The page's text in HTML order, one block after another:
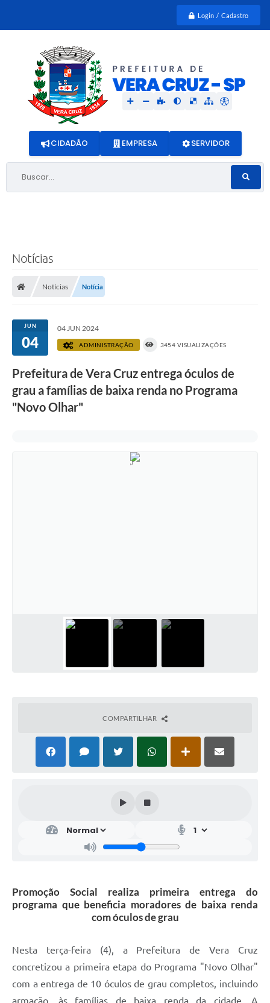
Login / Cadastro
Buscar...
CIDADÃO EMPRESA SERVIDOR
Notícias
Notícias Notícia
JUN
04
04 JUN 2024
ADMINISTRAÇÃO 3454 VISUALIZAÇÕES
Prefeitura de Vera Cruz entrega óculos de
grau a famílias de baixa renda no Programa
"Novo Olhar"
COMPARTILHAR
Promoção Social realiza primeira entrega do
programa que beneficia moradores de baixa renda
com óculos de grau
Nesta terça-feira (4), a Prefeitura de Vera Cruz
concretizou a primeira etapa do Programa "Novo Olhar"
com a entrega de 10 óculos de grau completos, incluindo
armação, às famílias de baixa renda da cidade. A